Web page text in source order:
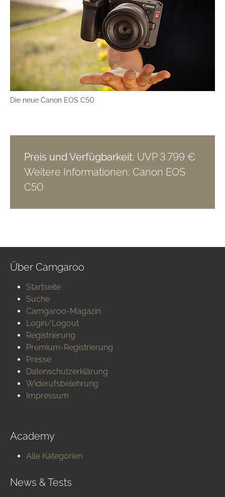
Die neue Canon EOS C50
Preis und Verfügbarkeit: UVP 3.799 €
Weitere Informationen: Canon EOS
C50
Über Camgaroo
Startseite
Suche
Camgaroo-Magazin
Login/Logout
Registrierung
Premium-Registrierung
Presse
Datenschutzerklärung
Widerufsbelehrung
Impressum
Academy
Alle Kategorien
News & Tests